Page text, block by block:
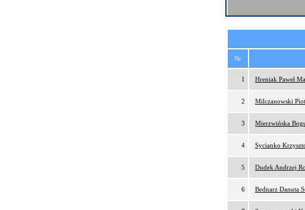
Nr
1 Hreniak Paweł
2 Milczanowski
3 Mierzwińska
4 Sycianko
5 Dudek Andrzej
6 Bednarz Danuta